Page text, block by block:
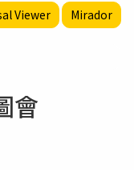
Viewer Mirador
會